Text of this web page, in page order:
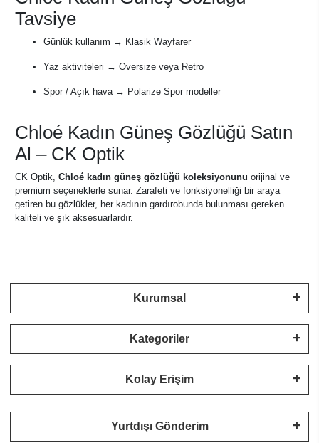
Tavsiye
Günlük kullanım → Klasik Wayfarer
Yaz aktiviteleri → Oversize veya Retro
Spor / Açık hava → Polarize Spor modeller
Chloé Kadın Güneş Gözlüğü Satın
Al – CK Optik
CK Optik, Chloé kadın güneş gözlüğü koleksiyonunu orijinal ve
premium seçeneklerle sunar. Zarafeti ve fonksiyonelliği bir araya
getiren bu gözlükler, her kadının gardırobunda bulunması gereken
kaliteli ve şık aksesuarlardır.
Kurumsal
Kategoriler
Kolay Erişim
Yurtdışı Gönderim